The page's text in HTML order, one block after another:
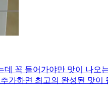
꼭 들어가야만 맛이 나오
가하면 최고의 완성된 맛이